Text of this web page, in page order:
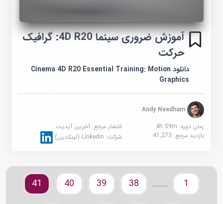
آموزش ضروری سینما 4D R20: گرافیک
حرکت
دانلود Cinema 4D R20 Essential Training: Motion
Graphics
Andy Needham
زمان دوره: 4h 59m
انتشار مرجع:آخرین آپدیت
بازدید مرجع:41,273 شرکت:Linkedin (لینکدین)
.......
38
39
40
41